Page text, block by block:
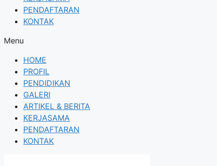
PENDAFTARAN
KONTAK
Menu
HOME
PROFIL
PENDIDIKAN
GALERI
ARTIKEL & BERITA
KERJASAMA
PENDAFTARAN
KONTAK